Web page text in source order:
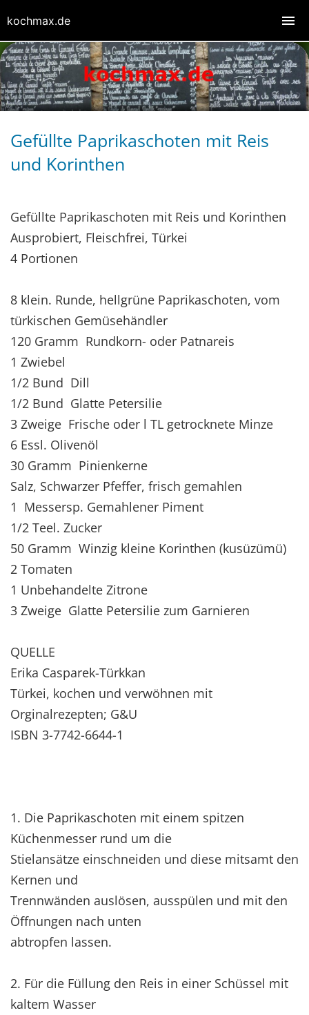
Gefüllte Paprikaschoten mit Reis
und Korinthen
Gefüllte Paprikaschoten mit Reis und Korinthen
Ausprobiert, Fleischfrei, Türkei
4 Portionen
8 klein. Runde, hellgrüne Paprikaschoten, vom
türkischen Gemüsehändler
120 Gramm Rundkorn- oder Patnareis
1 Zwiebel
1/2 Bund Dill
1/2 Bund Glatte Petersilie
3 Zweige Frische oder l TL getrocknete Minze
6 Essl. Olivenöl
30 Gramm Pinienkerne
Salz, Schwarzer Pfeffer, frisch gemahlen
1 Messersp. Gemahlener Piment
1/2 Teel. Zucker
50 Gramm Winzig kleine Korinthen (kusüzümü)
2 Tomaten
1 Unbehandelte Zitrone
3 Zweige Glatte Petersilie zum Garnieren
QUELLE
Erika Casparek-Türkkan
Türkei, kochen und verwöhnen mit
Orginalrezepten; G&U
ISBN 3-7742-6644-1
1. Die Paprikaschoten mit einem spitzen
Küchenmesser rund um die
Stielansätze einschneiden und diese mitsamt den
Kernen und
Trennwänden auslösen, ausspülen und mit den
Öffnungen nach unten
abtropfen lassen.
2. Für die Füllung den Reis in einer Schüssel mit
kaltem Wasser
kochmax.de